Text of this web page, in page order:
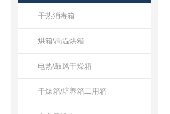
干热消毒箱
烘箱\高温烘箱
电热\鼓风干燥箱
干燥箱/培养箱二用箱